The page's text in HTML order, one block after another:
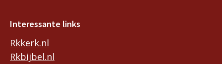
Interessante links
Rkkerk.nl
Rkbijbel.nl